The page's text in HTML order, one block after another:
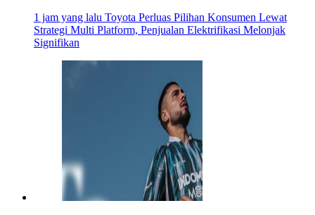
1 jam yang lalu Toyota Perluas Pilihan Konsumen Lewat
Strategi Multi Platform, Penjualan Elektrifikasi Melonjak
Signifikan